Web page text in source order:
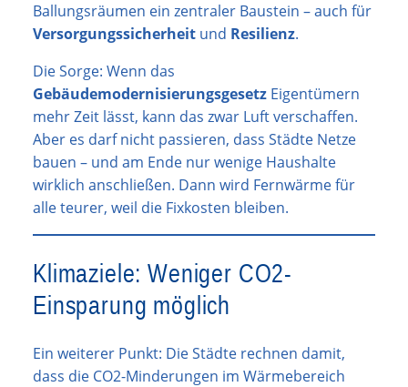
Ballungsräumen ein zentraler Baustein – auch für
Versorgungssicherheit und Resilienz.
Die Sorge: Wenn das
Gebäudemodernisierungsgesetz Eigentümern
mehr Zeit lässt, kann das zwar Luft verschaffen.
Aber es darf nicht passieren, dass Städte Netze
bauen – und am Ende nur wenige Haushalte
wirklich anschließen. Dann wird Fernwärme für
alle teurer, weil die Fixkosten bleiben.
Klimaziele: Weniger CO2-
Einsparung möglich
Ein weiterer Punkt: Die Städte rechnen damit,
dass die CO2-Minderungen im Wärmebereich